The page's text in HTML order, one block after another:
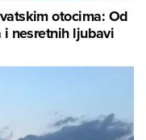
otocima: Od
nesretnih ljubavi